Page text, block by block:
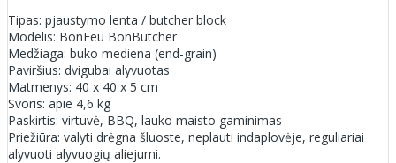
Tipas: pjaustymo lenta / butcher block
Modelis: BonFeu BonButcher
Medžiaga: buko mediena (end-grain)
Paviršius: dvigubai alyvuotas
Matmenys: 40 x 40 x 5 cm
Svoris: apie 4,6 kg
Paskirtis: virtuvė, BBQ, lauko maisto gaminimas
Priežiūra: valyti drėgna šluoste, neplauti indaplovėje, reguliariai
alyvuoti alyvuogių aliejumi.